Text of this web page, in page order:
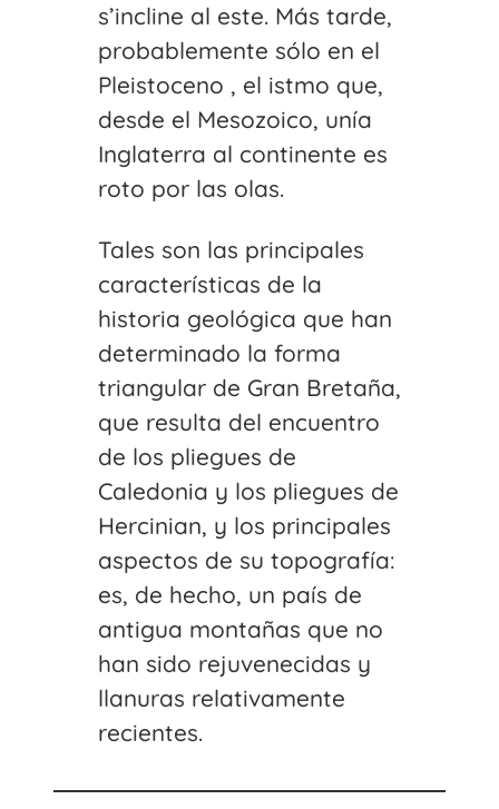
s’incline al este. Más tarde,
probablemente sólo en el
Pleistoceno , el istmo que,
desde el Mesozoico, unía
Inglaterra al continente es
roto por las olas.
Tales son las principales
características de la
historia geológica que han
determinado la forma
triangular de Gran Bretaña,
que resulta del encuentro
de los pliegues de
Caledonia y los pliegues de
Hercinian, y los principales
aspectos de su topografía:
es, de hecho, un país de
antigua montañas que no
han sido rejuvenecidas y
llanuras relativamente
recientes.